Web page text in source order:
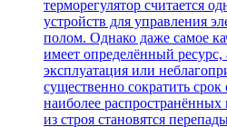
терморегулятор считается
устройств для управления
полом. Однако даже самое
имеет определённый ресурс,
эксплуатация или
существенно сократить
наиболее
из строя становятся